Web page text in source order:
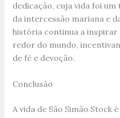
dedicação, cuja vida foi
da intercessão mariana e
história continua a inspirar
redor do mundo,
de fé e devoção.
Conclusão
A vida de São Simão Stock